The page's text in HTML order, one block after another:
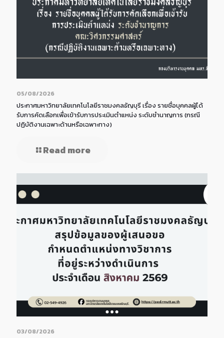
05/08/2026
ประกาศมหาวิทยาลัยเทคโนโลยีราชมงคลธัญบุรี เรื่อง รายชื่อบุคคลผู้ได้
รับการคัดเลือกเพื่อเข้ารับการประเมินตำแหน่ง ระดับชำนาญการ (กรณี
ปฏิบัติงานเฉพาะด้านหรือเฉพาะทาง)
Read more
03/08/2026